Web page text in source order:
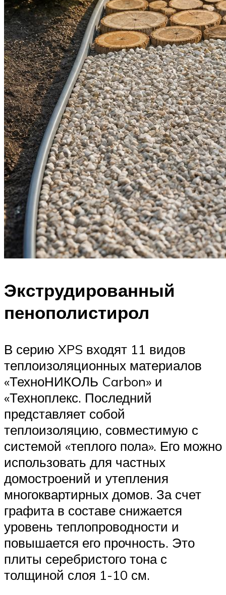
Экструдированный
пенополистирол
В серию XPS входят 11 видов
теплоизоляционных материалов
«ТехноНИКОЛЬ Carbon» и
«Техноплекс. Последний
представляет собой
теплоизоляцию, совместимую с
системой «теплого пола». Его можно
использовать для частных
домостроений и утепления
многоквартирных домов. За счет
графита в составе снижается
уровень теплопроводности и
повышается его прочность. Это
плиты серебристого тона с
толщиной слоя 1-10 см.